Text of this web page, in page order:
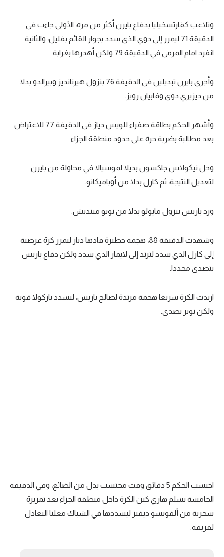
وتلاعب كفارتسخيليا بدفاع بايرن أكثر من مرة، الأولى جاءت في
الدقيقة 71 ليمرر إلى دوي الذي سدد بجوار القائم بقليل، والثانية
انفرد امام المرمى في الدقيقة 79 ولكن أهدرها بغرابة.
وأجرى بايرن تبديلين في الدقيقة 76 بنزول هيرنانديز وبيرالدو بدلا
من ديزيري دوي وفابيان رويز.
وأشهر الحكم بطاقة صفراء للويس دياز في الدقيقة 77 للاعتراض
بعد مطالبة بضربة حرة على حدود منطقة الجزاء.
وحل نيكولاس جاكسون بديلا لموسيالا في محاولة من بايرن
لتعديل النتيجة، ثم كارل بدلا من أوباميكانو.
ورد باريس بنزول مايولو بدلا من نونو مينديش.
وشهدت الدقيقة 88، هجمة خطيرة قادها دياز ليمرر كرة عرضية
إلى كارل الذي سدد لترتد إلى لايمار الذي سدد ولكن دفاع باريس
يتصدى مجددا.
ارتدت الكرة سريعا هجمة مرتدة لصالح باريس، ليسدد باركولا قوية
ولكن نوير تصدى.
احتسب الحكم 5 دقائق وقت محتسب بدل من الضائع، وفي الدقيقة
الخامسة تسلم هاري كين الكرة داخل منطقة الجزاء بعد تمريرة
سحرية من ألفونسو ديفيز ليسددها في الشباك معلنا التعادل
لفريقه.